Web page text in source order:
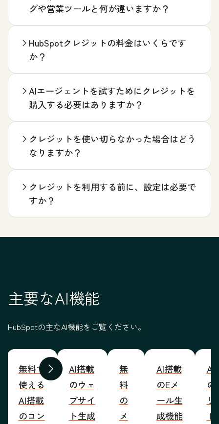
グや営業ツールと何が違いますか？
HubSpotクレジットの料金はいくらです
か？
AIエージェントを試すためにクレジットを
購入する必要はありますか？
クレジットを使い切らなかった場合はどう
なりますか？
クレジットを利用する前に、設定は必要で
すか？
主要なAI機能
HubSpotの主なAI機能をご覧ください。
前へ 次へ
無料で
使える
AI搭載
のコン
AI搭載
のウェ
ブサイ
ト生成
無
料
の
メ
AI搭載
のEメ
ール生
成機能
AI
の